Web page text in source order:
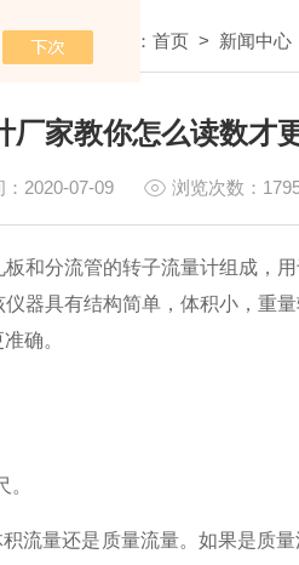
我的位置： 首页 > 新闻中心
厂家教你怎么读数才
：2020-07-09 浏览次数：
分流管的转子流量计组成，
器具有结构简单，体积小，重
确。
量还是质量流量。如果是质量